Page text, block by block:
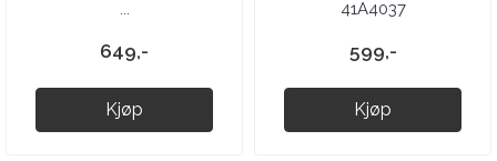
...
649,-
Kjøp
41A4037
599,-
Kjøp